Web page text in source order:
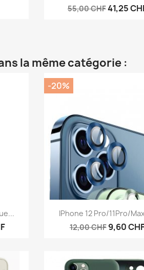
55,00 CHF41,25
la même catégorie :
 Aperçu rapide
IPhone 12 Pro/11Pro/
12,00 CHF 9,60
-20%